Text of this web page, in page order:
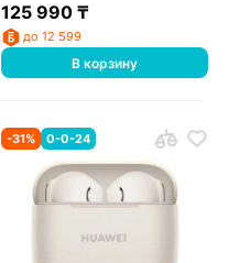
125 990 ₸
до 12 599
В корзину
-31% 0-0-24